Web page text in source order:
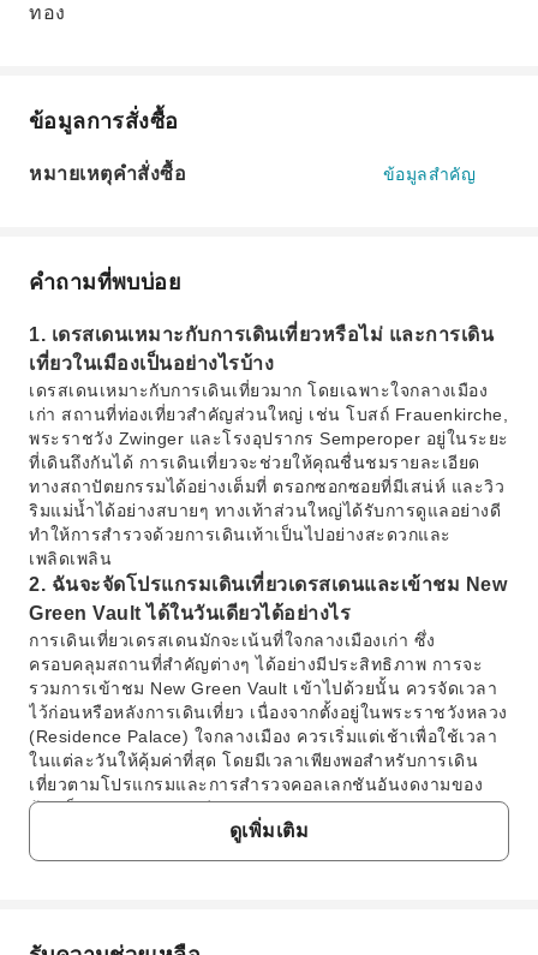
ทอง
ข้อมูลการสั่งซื้อ
หมายเหตุคำสั่งซื้อ ข้อมูลสำคัญ
คำถามที่พบบ่อย
1. เดรสเดนเหมาะกับการเดินเที่ยวหรือไม่ และการเดิน
เที่ยวในเมืองเป็นอย่างไรบ้าง
เดรสเดนเหมาะกับการเดินเที่ยวมาก โดยเฉพาะใจกลางเมือง
เก่า สถานที่ท่องเที่ยวสำคัญส่วนใหญ่ เช่น โบสถ์ Frauenkirche,
พระราชวัง Zwinger และโรงอุปรากร Semperoper อยู่ในระยะ
ที่เดินถึงกันได้ การเดินเที่ยวจะช่วยให้คุณชื่นชมรายละเอียด
ทางสถาปัตยกรรมได้อย่างเต็มที่ ตรอกซอกซอยที่มีเสน่ห์ และวิว
ริมแม่น้ำได้อย่างสบายๆ ทางเท้าส่วนใหญ่ได้รับการดูแลอย่างดี
ทำให้การสำรวจด้วยการเดินเท้าเป็นไปอย่างสะดวกและ
เพลิดเพลิน
2. ฉันจะจัดโปรแกรมเดินเที่ยวเดรสเดนและเข้าชม New
Green Vault ได้ในวันเดียวได้อย่างไร
การเดินเที่ยวเดรสเดนมักจะเน้นที่ใจกลางเมืองเก่า ซึ่ง
ครอบคลุมสถานที่สำคัญต่างๆ ได้อย่างมีประสิทธิภาพ การจะ
รวมการเข้าชม New Green Vault เข้าไปด้วยนั้น ควรจัดเวลา
ไว้ก่อนหรือหลังการเดินเที่ยว เนื่องจากตั้งอยู่ในพระราชวังหลวง
(Residence Palace) ใจกลางเมือง ควรเริ่มแต่เช้าเพื่อใช้เวลา
ในแต่ละวันให้คุ้มค่าที่สุด โดยมีเวลาเพียงพอสำหรับการเดิน
เที่ยวตามโปรแกรมและการสำรวจคอลเลกชันอันงดงามของ
ห้องเก็บสมบัติอย่างละเอียด
3. นอกจากการเดินเที่ยวแล้ว มีกิจกรรมสำคัญอื่นใดบ้าง
ที่แนะนำสำหรับเต็มวันในเดรสเดน
ดูเพิ่มเติม